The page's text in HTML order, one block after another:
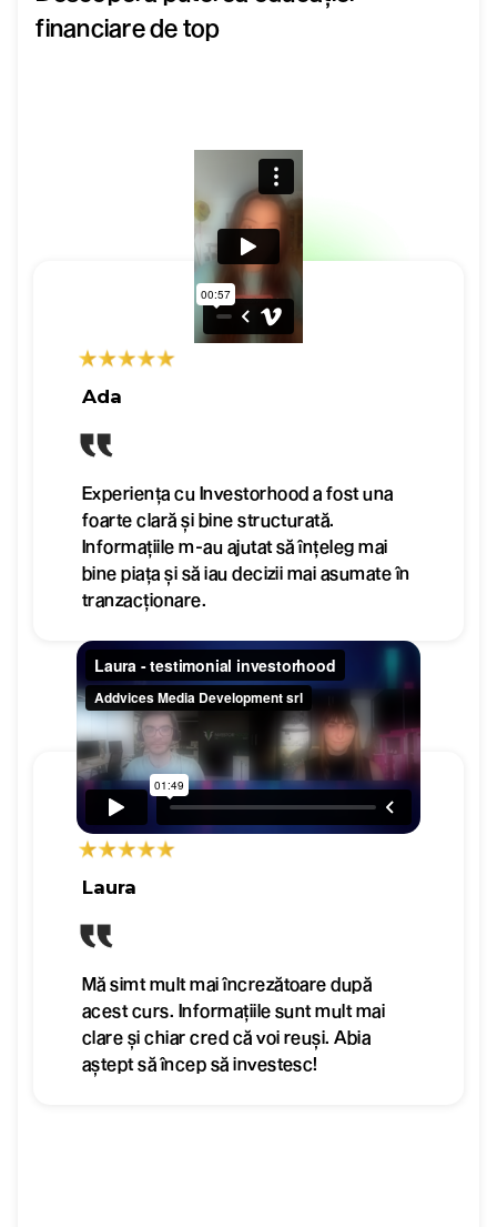
financiare de top
Ada
Experiența cu Investorhood a fost una
foarte clară și bine structurată.
Informațiile m-au ajutat să înțeleg mai
bine piața și să iau decizii mai asumate în
tranzacționare.
Laura
Mă simt mult mai încrezătoare după
acest curs. Informațiile sunt mult mai
clare și chiar cred că voi reuși. Abia
aștept să încep să investesc!